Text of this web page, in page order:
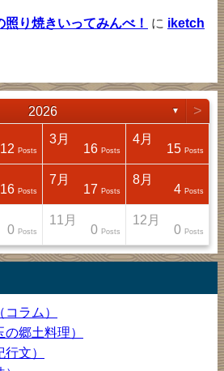
り焼きいってみんべ！ に iketch
2026 ▼ >
12 Posts
3月
16 Posts
4月
15 Posts
16 Posts
7月
17 Posts
8月
4 Posts
0 Posts
11月
0 Posts
12月
0 Posts
ラム）
郷土料理）
文）